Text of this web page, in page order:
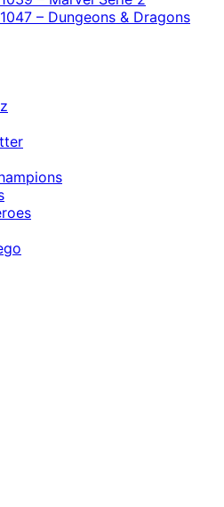
– Dungeons & Dragons